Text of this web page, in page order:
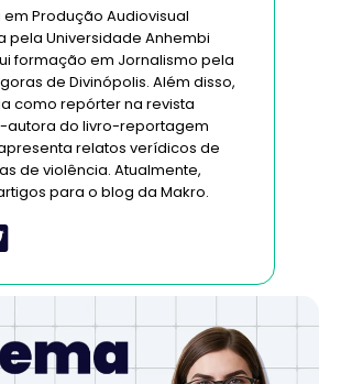
Produção Audiovisual
pela Universidade Anhembi
formação em Jornalismo pela
de Divinópolis. Além disso,
como repórter na revista
autora do livro-reportagem
relatos verídicos de
de violência. Atualmente,
para o blog da Makro.